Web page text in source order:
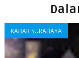
KABAR SURABAYA